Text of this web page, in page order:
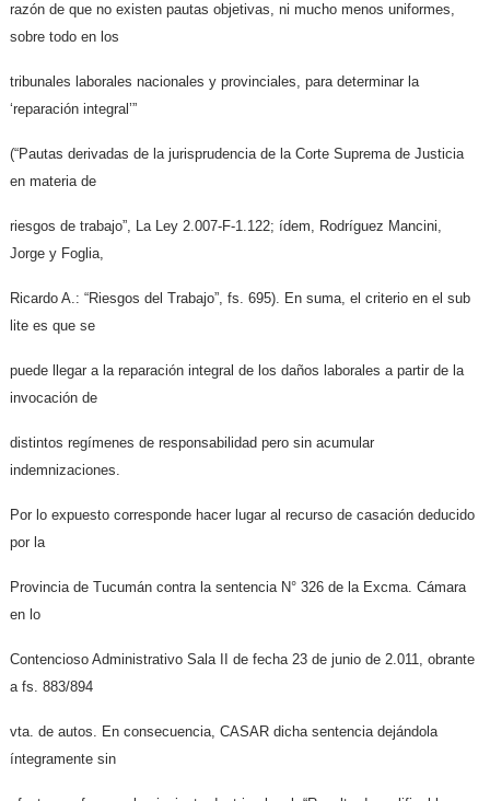
razón de que no existen pautas objetivas, ni mucho menos uniformes,
sobre todo en los
tribunales laborales nacionales y provinciales, para determinar la
‘reparación integral’”
(“Pautas derivadas de la jurisprudencia de la Corte Suprema de Justicia
en materia de
riesgos de trabajo”, La Ley 2.007-F-1.122; ídem, Rodríguez Mancini,
Jorge y Foglia,
Ricardo A.: “Riesgos del Trabajo”, fs. 695). En suma, el criterio en el sub
lite es que se
puede llegar a la reparación integral de los daños laborales a partir de la
invocación de
distintos regímenes de responsabilidad pero sin acumular
indemnizaciones.
Por lo expuesto corresponde hacer lugar al recurso de casación deducido
por la
Provincia de Tucumán contra la sentencia N° 326 de la Excma. Cámara
en lo
Contencioso Administrativo Sala II de fecha 23 de junio de 2.011, obrante
a fs. 883/894
vta. de autos. En consecuencia, CASAR dicha sentencia dejándola
íntegramente sin